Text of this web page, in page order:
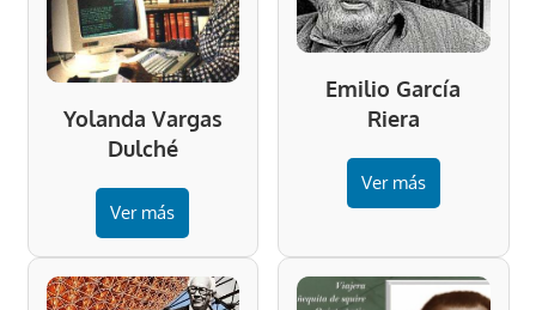
Yolanda Vargas
Dulché
Ver más
Emilio García
Riera
Ver más